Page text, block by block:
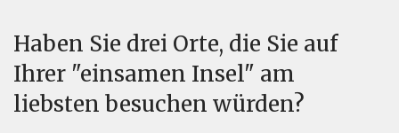
Haben Sie drei Orte, die Sie auf
Ihrer "einsamen Insel" am
liebsten besuchen würden?